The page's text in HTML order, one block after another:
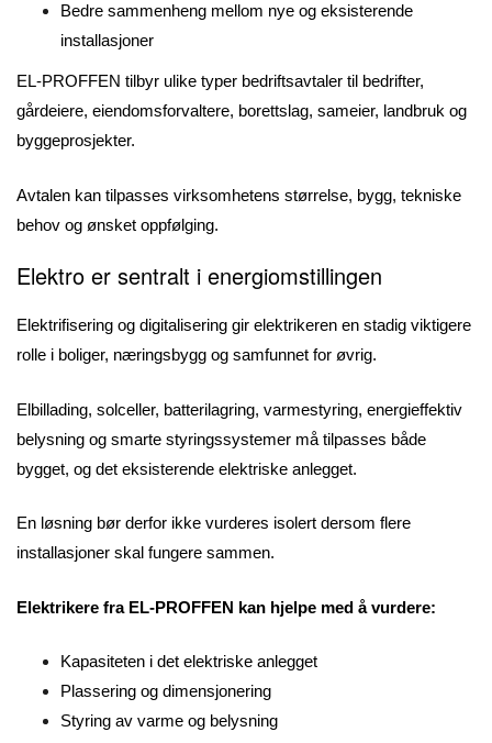
Bedre sammenheng mellom nye og eksisterende
installasjoner
EL-PROFFEN tilbyr ulike typer bedriftsavtaler til bedrifter,
gårdeiere, eiendomsforvaltere, borettslag, sameier, landbruk og
byggeprosjekter.
Avtalen kan tilpasses virksomhetens størrelse, bygg, tekniske
behov og ønsket oppfølging.
Elektro er sentralt i energiomstillingen
Elektrifisering og digitalisering gir elektrikeren en stadig viktigere
rolle i boliger, næringsbygg og samfunnet for øvrig.
Elbillading, solceller, batterilagring, varmestyring, energieffektiv
belysning og smarte styringssystemer må tilpasses både
bygget, og det eksisterende elektriske anlegget.
En løsning bør derfor ikke vurderes isolert dersom flere
installasjoner skal fungere sammen.
Elektrikere fra EL-PROFFEN kan hjelpe med å vurdere:
Kapasiteten i det elektriske anlegget
Plassering og dimensjonering
Styring av varme og belysning